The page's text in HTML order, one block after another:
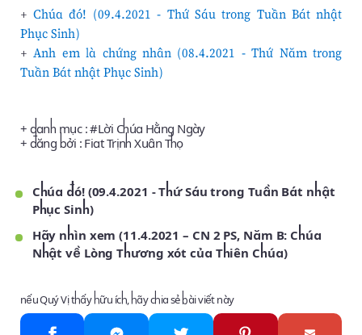
+ Chúa đó! (09.4.2021 - Thứ Sáu trong Tuần Bát nhật
Phục Sinh)
+Anh em là chứng nhân (08.4.2021 - Thứ Năm trong
Tuần Bát nhật Phục Sinh)
+ danh mục : #Lời Chúa Hằng Ngày
+ đăng bởi : Fiat Trịnh Xuân Thọ
Chúa đó! (09.4.2021 - Thứ Sáu trong Tuần Bát nhật
Phục Sinh)
Hãy nhìn xem (11.4.2021 – CN 2 PS, Năm B: Chúa
Nhật về Lòng Thương xót của Thiên Chúa)
nếu Quý Vị thấy hữu ích, hãy chia sẻ bài viết này